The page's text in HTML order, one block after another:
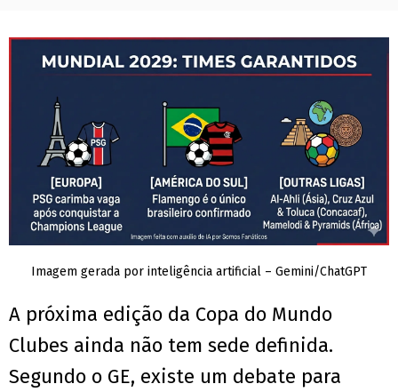
Imagem gerada por inteligência artificial – Gemini/ChatGPT
A próxima edição da Copa do Mundo
Clubes ainda não tem sede definida.
Segundo o GE, existe um debate para